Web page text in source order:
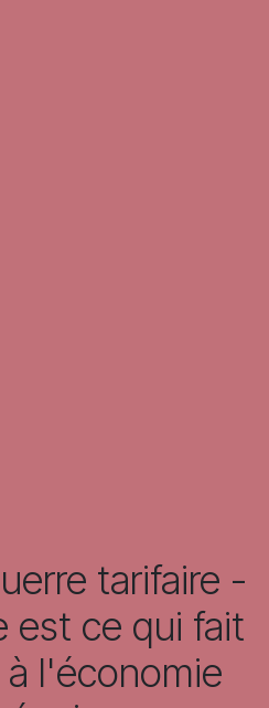
tarifaire -
est ce qui fait
l'économie